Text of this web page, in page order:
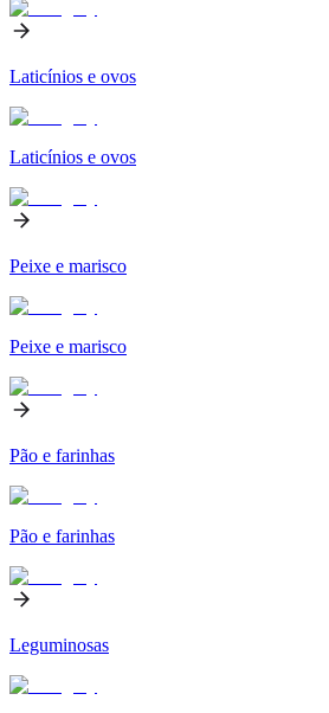
Laticínios e ovos
Laticínios e ovos
Peixe e marisco
Peixe e marisco
Pão e farinhas
Pão e farinhas
Leguminosas